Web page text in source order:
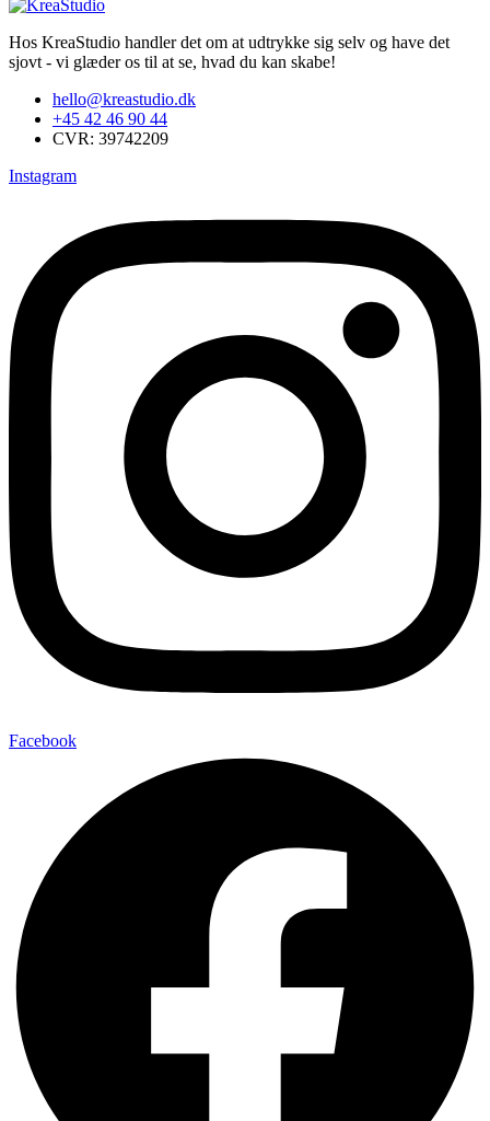
Hos KreaStudio handler det om at udtrykke sig selv og have det
sjovt - vi glæder os til at se, hvad du kan skabe!
hello@kreastudio.dk
+45 42 46 90 44
CVR: 39742209
Instagram
Facebook